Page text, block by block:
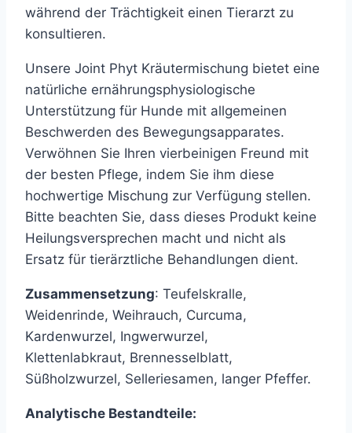
während der Trächtigkeit einen Tierarzt zu
konsultieren.
Unsere Joint Phyt Kräutermischung bietet eine
natürliche ernährungsphysiologische
Unterstützung für Hunde mit allgemeinen
Beschwerden des Bewegungsapparates.
Verwöhnen Sie Ihren vierbeinigen Freund mit
der besten Pflege, indem Sie ihm diese
hochwertige Mischung zur Verfügung stellen.
Bitte beachten Sie, dass dieses Produkt keine
Heilungsversprechen macht und nicht als
Ersatz für tierärztliche Behandlungen dient.
Zusammensetzung: Teufelskralle,
Weidenrinde, Weihrauch, Curcuma,
Kardenwurzel, Ingwerwurzel,
Klettenlabkraut, Brennesselblatt,
Süßholzwurzel, Selleriesamen, langer Pfeffer.
Analytische Bestandteile: